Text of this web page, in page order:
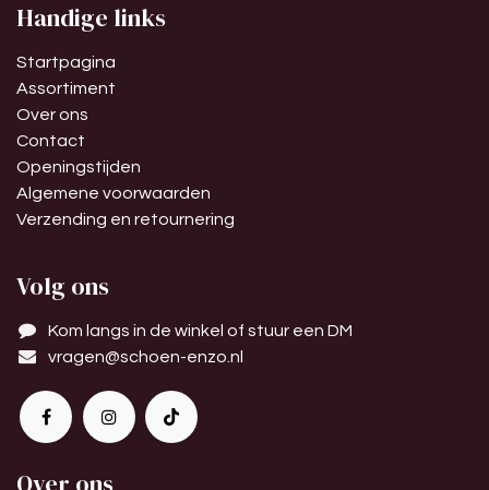
Handige links
Startpagina
Assortiment
Over ons
Contact
Openingstijden
Algemene voorwaarden
Verzending en retournering
Volg ons
Kom langs in de winkel of stuur een DM
vragen@schoen-enzo.nl
Over ons